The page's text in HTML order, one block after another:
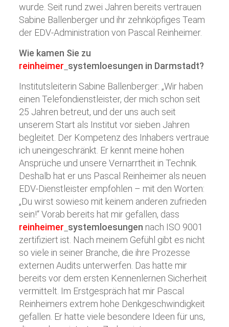
wurde. Seit rund zwei Jahren bereits vertrauen
Sabine Ballenberger und ihr zehnköpfiges Team
der EDV-Administration von Pascal Reinheimer.
Wie kamen Sie zu
reinheimer systemloesungen in Darmstadt?
Institutsleiterin Sabine Ballenberger: „Wir haben
einen Telefondienstleister, der mich schon seit
25 Jahren betreut, und der uns auch seit
unserem Start als Institut vor sieben Jahren
begleitet. Der Kompetenz des Inhabers vertraue
ich uneingeschränkt. Er kennt meine hohen
Ansprüche und unsere Vernarrtheit in Technik.
Deshalb hat er uns Pascal Reinheimer als neuen
EDV-Dienstleister empfohlen – mit den Worten:
„Du wirst sowieso mit keinem anderen zufrieden
sein!“ Vorab bereits hat mir gefallen, dass
reinheimer systemloesungen nach ISO 9001
zertifiziert ist. Nach meinem Gefühl gibt es nicht
so viele in seiner Branche, die ihre Prozesse
externen Audits unterwerfen. Das hatte mir
bereits vor dem ersten Kennenlernen Sicherheit
vermittelt. Im Erstgespräch hat mir Pascal
Reinheimers extrem hohe Denkgeschwindigkeit
gefallen. Er hatte viele besondere Ideen für uns,